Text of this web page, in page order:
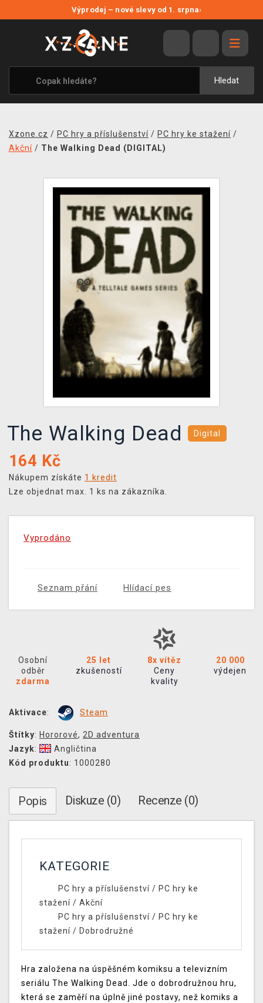
Výprodej – nové slevy od 1. srpna›
Hledat
VÝPRODEJ
VIDEOHRY
XZONE ORIGINALS
TÉMATIKY
MERCHANDISE
TCG & BOARDGAME HUB
VÝKUP HER (BAZAR)
Xzone.cz / PC hry a příslušenství / PC hry ke stažení /
Akční / The Walking Dead (DIGITAL)
The Walking Dead Digital
164 Kč
Nákupem získáte 1 kredit
Lze objednat max. 1 ks na zákazníka.
Vyprodáno
Seznam přání Hlídací pes
Osobní
odběr
zdarma
25 let
zkušeností
8x vítěz
Ceny
kvality
20 000
výdejen
Aktivace: Steam
Štítky: Hororové, 2D adventura
Jazyk:
Angličtina
Kód produktu: 1000280
Popis Diskuze (0) Recenze (0)
KATEGORIE
PC hry a příslušenství/ PC hry ke
stažení / Akční
PC hry a příslušenství/ PC hry ke
stažení / Dobrodružné
Hra založena na úspěšném komiksu a televizním
seriálu The Walking Dead. Jde o dobrodružnou hru,
která se zaměří na úplně jiné postavy, než komiks a